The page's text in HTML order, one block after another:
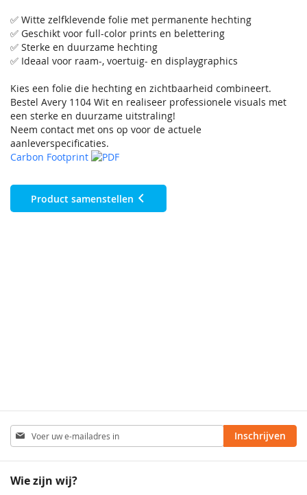
✅ Witte zelfklevende folie met permanente hechting
✅ Geschikt voor full-color prints en belettering
✅ Sterke en duurzame hechting
✅ Ideaal voor raam-, voertuig- en displaygraphics
Kies een folie die hechting en zichtbaarheid combineert.
Bestel Avery 1104 Wit en realiseer professionele visuals met
een sterke en duurzame uitstraling!
Neem contact met ons op voor de actuele
aanleverspecificaties.
Carbon Footprint
Product samenstellen
Abonneer
u
op
nieuwsbrief
Inschrijven
Wie zijn wij?